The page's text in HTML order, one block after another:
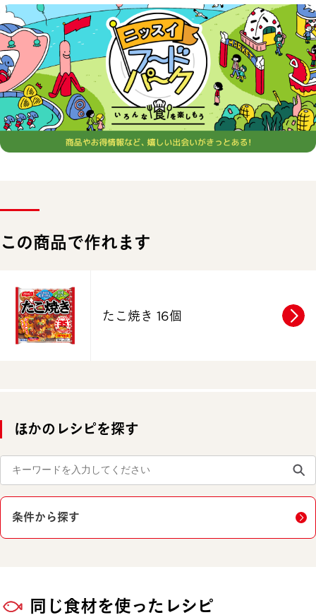
この商品で作れます
たこ焼き 16個
ほかのレシピを探す
条件から探す
同じ食材を使ったレシピ